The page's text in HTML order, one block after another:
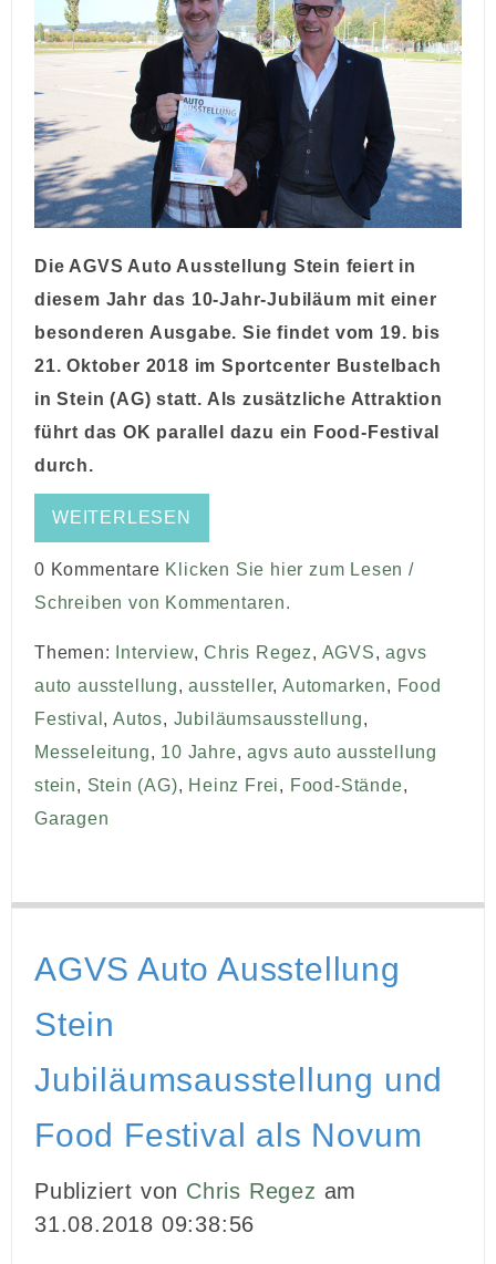
Die AGVS Auto Ausstellung Stein feiert in
diesem Jahr das 10-Jahr-Jubiläum mit einer
besonderen Ausgabe. Sie findet vom 19. bis
21. Oktober 2018 im Sportcenter Bustelbach
in Stein (AG) statt. Als zusätzliche Attraktion
führt das OK parallel dazu ein Food-Festival
durch.
WEITERLESEN
0 Kommentare Klicken Sie hier zum Lesen /
Schreiben von Kommentaren.
Themen: Interview,Chris Regez, AGVS,agvs
auto ausstellung,aussteller,Automarken, Food
Festival ,Autos, Jubiläumsausstellung,
Messeleitung, 10 Jahre,agvs auto ausstellung
stein, Stein (AG), Heinz Frei, Food-Stände,
Garagen
AGVS Auto Ausstellung
Stein
Jubiläumsausstellung und
Food Festival als Novum
Publiziert von Chris Regez am
31.08.2018 09:38:56